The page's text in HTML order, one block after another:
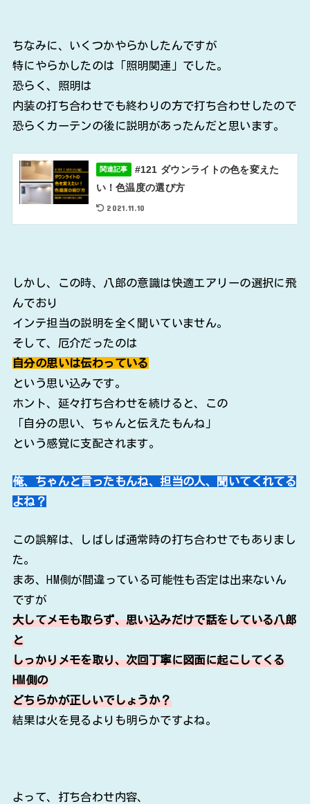
ちなみに、いくつかやらかしたんですが
特にやらかしたのは「照明関連」でした。
恐らく、照明は
内装の打ち合わせでも終わりの方で打ち合わせしたので
恐らくカーテンの後に説明があったんだと思います。
関連記事
#121 ダウンライトの色を変えた
い！色温度の選び方
2021.11.10
しかし、この時、八郎の意識は快適エアリーの選択に飛
んでおり
インテ担当の説明を全く聞いていません。
そして、厄介だったのは
自分の思いは伝わっている
という思い込みです。
ホント、延々打ち合わせを続けると、この
「自分の思い、ちゃんと伝えたもんね」
という感覚に支配されます。
俺、ちゃんと言ったもんね、担当の人、聞いてくれてる
よね？
この誤解は、しばしば通常時の打ち合わせでもありまし
た。
まあ、HM側が間違っている可能性も否定は出来ないん
ですが
大してメモも取らず、思い込みだけで話をしている八郎
と
しっかりメモを取り、次回丁寧に図面に起こしてくる
HM側の
どちらかが正しいでしょうか？
結果は火を見るよりも明らかですよね。
よって、打ち合わせ内容、